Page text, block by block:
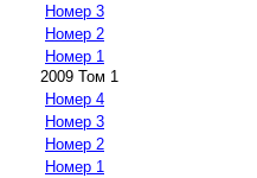
Номер 3
Номер 2
Номер 1
2009 Том 1
Номер 4
Номер 3
Номер 2
Номер 1